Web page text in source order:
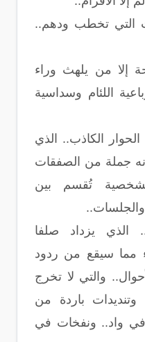
التي تخطب ودهم..
إلا من يلهث وراء
اللئام وسداسية
الكاذب.. الذي
أنه جملة من الصفقات
تُقسم بين
والجلسات..
الذي يزداد صلفا
مما سيقع من ردود
والتي لا تخرج
باردة من
واد.. ونفخات في